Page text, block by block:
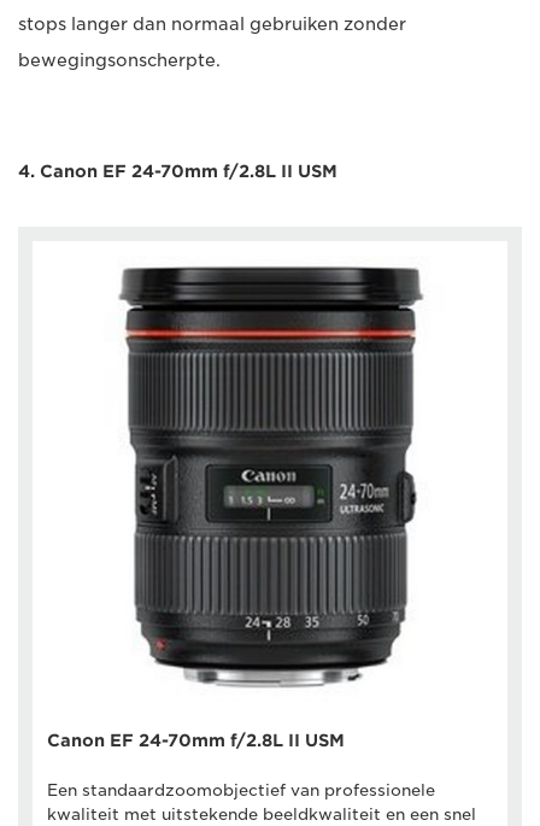
stops langer dan normaal gebruiken zonder
bewegingsonscherpte.
4. Canon EF 24-70mm f/2.8L II USM
Canon EF 24-70mm f/2.8L II USM
Een standaardzoomobjectief van professionele
kwaliteit met uitstekende beeldkwaliteit en een snel